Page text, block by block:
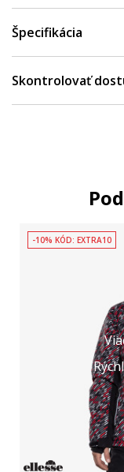
Špecifikácia
Skontrolovať
-10% KÓD: EXTRA10